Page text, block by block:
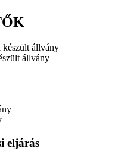
állvány
eljárás